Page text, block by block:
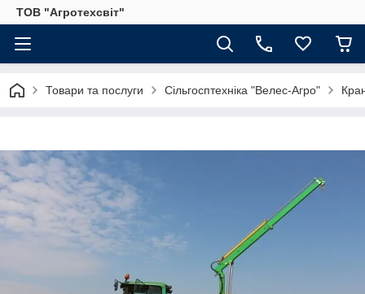
ТОВ "Агротехсвіт"
Товари та послуги Сільгосптехніка "Велес-Агро"